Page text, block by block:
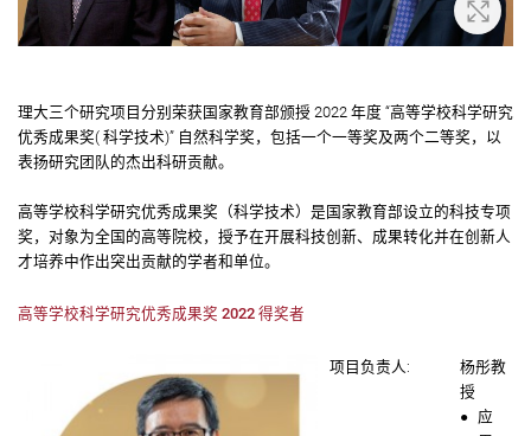
放大
理大三个研究项目分别荣获国家教育部颁授 2022 年度 “高等学校科学研究
优秀成果奖( 科学技术)” 自然科学奖，包括一个一等奖及两个二等奖，以
表扬研究团队的杰出科研贡献。
高等学校科学研究优秀成果奖（科学技术）是国家教育部设立的科技专项
奖，对象为全国的高等院校，授予在开展科技创新、成果转化并在创新人
才培养中作出突出贡献的学者和单位。
高等学校科学研究优秀成果奖 2022 得奖者
项目负责人:
杨彤教
授
应